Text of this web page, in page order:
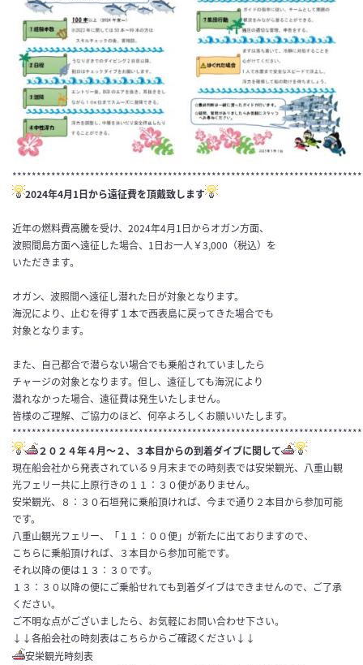
2024年4月1日から遠征費を頂戴致します
近年の燃料費高騰を受け、2024年4月1日からオガン方面、
波照間島方面へ遠征した場合、1日お一人￥3,000（税込）を
いただきます。
オガン、波照間へ遠征し潜れた日が対象となります。
海況により、止むを得ず１本で西表島に戻ってきた場合でも
対象となります。
また、自己都合で潜らない場合でも乗船されていましたら
チャージの対象となります。但し、遠征しても海況により
潜れなかった場合、遠征費は発生いたしません。
皆様のご理解、ご協力のほど、何卒よろしくお願いいたします。
２０２４年４月〜２、３本目からの到着ダイブに関して
現在船会社から発表されている９月末までの時刻表では安栄観光、八重山観
光フェリー共に上原行きの１１：３０便がありません。
安栄観光、８：３０石垣発に乗船頂ければ、今まで通り２本目から参加可能
です。
八重山観光フェリー、「１１：００便」が新たに出ておりますので、
こちらに乗船頂ければ、３本目から参加可能です。
それ以降の便は１３：３０です。
１３：３０以降の便にご乗船せれても到着ダイブはできませんので、ご了承
ください。
ご不明な点がございましたら、お気軽にお問い合わせ下さい。
↓↓各船会社の時刻表はこちらからご確認ください↓↓
安栄観光時刻表